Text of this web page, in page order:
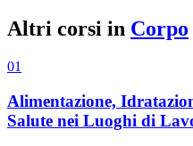
Altri corsi in Corpo
01
Alimentazione,
Salute nei Luoghi di